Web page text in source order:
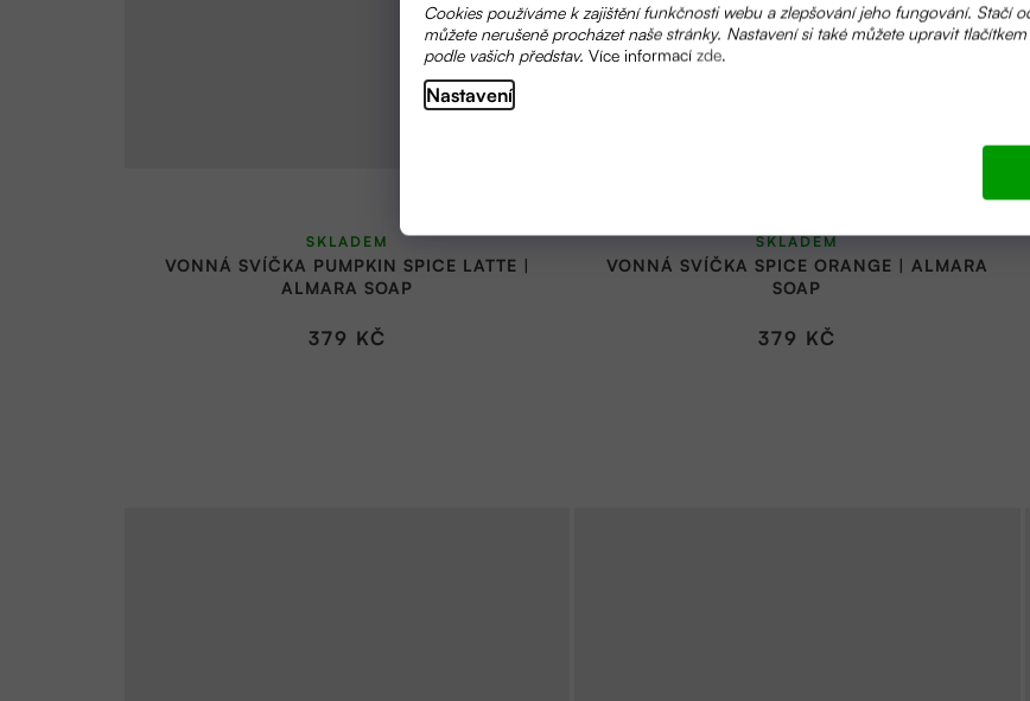
Cookies používáme k zajištění funkčnosti webu a zlepšování jeho fungování. Stačí
můžete nerušeně procházet naše stránky. Nastavení si také můžete upravit
podle vašich představ. Více informací zde.
Nastavení
VONNÁ SVÍČKA PUMPKIN SPICE LATTE |
ALMARA SOAP
SKLADEM
379 KČ
VONNÁ SVÍČKA SPICE ORANGE | ALMARA
SOAP
SKLADEM
379 KČ